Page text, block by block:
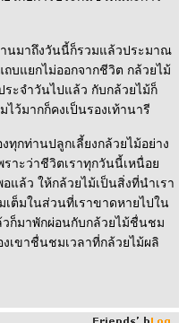
นมาถึงวันนี้ก็รวมแล้วประมาณ
บแยกไม่ออกจากชีวิต กล้วยไม้
ระจำวันไปแล้ว กับกล้วยไม้ก็
ว้มากก็คงเป็นรองเท้านารี
ทุกท่านปลูกเลี้ยงกล้วยไม้อย่าง
ราะว่าชีวิตเราทุกวันนี้เหนื่อ
แล้ว ให้กล้วยไม้เป็นสิ่งที่นำเรา
เต็มในส่วนที่เราขาดหายไปใน
ก็มาพักผ่อนกับกล้วยไม้ชื่นชม
เขาชื่นชมเวลาที่กล้วยไม้ผลิ